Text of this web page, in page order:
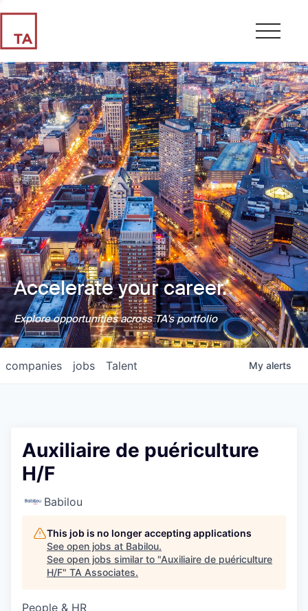
Accelerate your career.
Explore opportunities across TA's portfolio
jobs
companies Talent My alerts
Auxiliaire de puériculture
H/F
Babilou
This job is no longer accepting applications
See open jobs at Babilou.
See open jobs similar to "Auxiliaire de puériculture
H/F" TA Associates.
People & HR